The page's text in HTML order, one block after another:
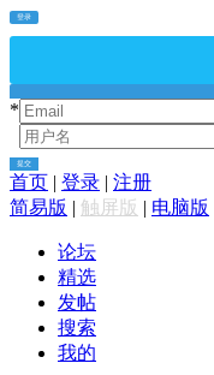
登录
*
提交
首页 | 登录 | 注册
简易版 | 触屏版 | 电脑版
论坛
精选
发帖
搜索
我的